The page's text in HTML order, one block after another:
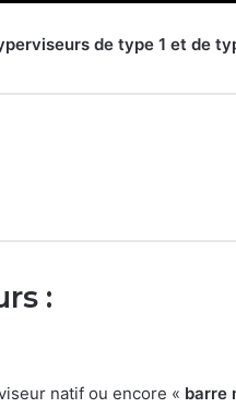
de type 1 et de
:
natif ou encore « barre